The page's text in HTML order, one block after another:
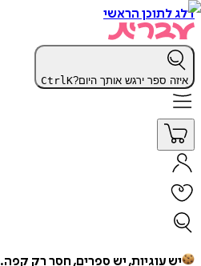
דלג לתוכן הראשי
איזה ספר ירגש אותך היום? CtrlK
יש עוגיות, יש ספרים, חסר רק קפה.